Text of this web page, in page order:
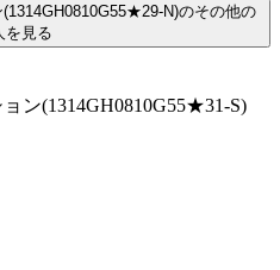
N)のその他の
を見る
ン(1314GH0810G55★31-S)